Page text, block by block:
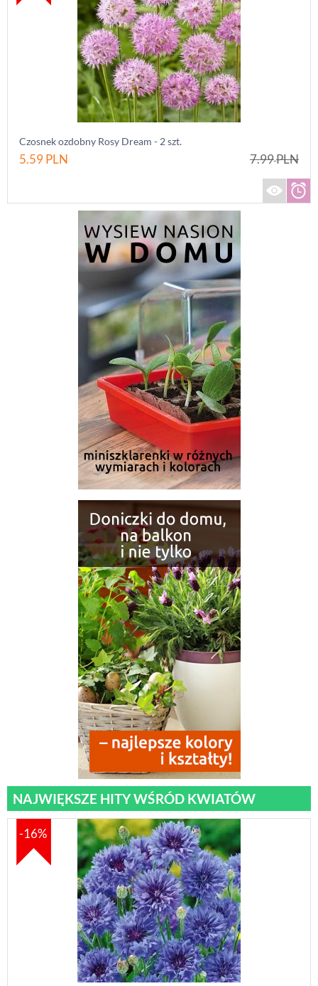
Czosnek ozdobny Rosy Dream - 2 szt.
5.59PLN 7.99PLN
NAJWIĘKSZE HITY WŚRÓD KWIATÓW
-16%